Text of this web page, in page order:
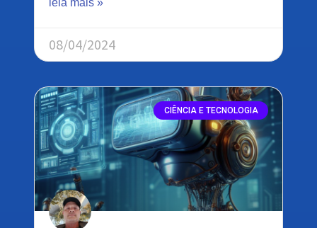
08/04/2024
CIÊNCIA E TECNOLOGIA